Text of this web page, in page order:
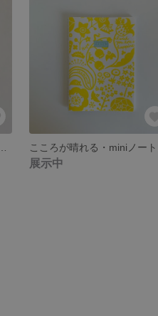
展示中